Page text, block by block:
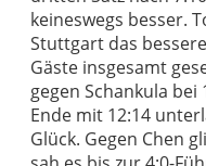
keineswegs besser.
Stuttgart das
Gäste insgesamt
gegen Schankula
Ende mit 12:14
Glück. Gegen Chen